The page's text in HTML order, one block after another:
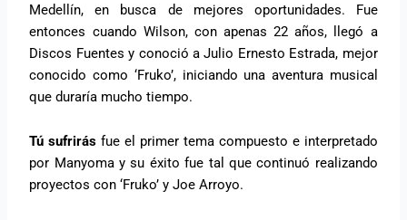
Medellín, en busca de mejores oportunidades. Fue
entonces cuando Wilson, con apenas 22 años, llegó a
Discos Fuentes y conoció a Julio Ernesto Estrada, mejor
conocido como ‘Fruko’, iniciando una aventura musical
que duraría mucho tiempo.
Tú sufrirás fue el primer tema compuesto e interpretado
por Manyoma y su éxito fue tal que continuó realizando
proyectos con ‘Fruko’ y Joe Arroyo.